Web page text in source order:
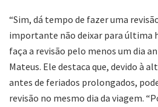
“Sim, dá tempo de fazer uma
importante não deixar para última
faça a revisão pelo menos um dia
Mateus. Ele destaca que, devido à
antes de feriados prolongados,
revisão no mesmo dia da viagem.